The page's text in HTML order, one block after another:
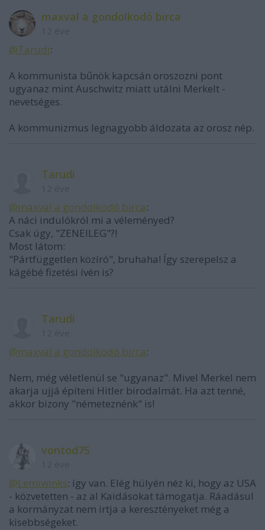
maxval a gondolkodó birca
@Tarudi:
A kommunista bűnök kapcsán oroszozni pont
ugyanaz mint Auschwitz miatt utálni Merkelt -
nevetséges.
A kommunizmus legnagyobb áldozata az orosz nép.
Tarudi
@maxval a gondolkodó birca:
A náci indulókról mi a véleményed?
Csak úgy, "ZENEILEG"?!
Most látom:
"Pártfüggetlen közíró", bruhaha! Így szerepelsz a
kágébé fizetési ívén is?
Tarudi
@maxval a gondolkodó birca:
Nem, még véletlenül se "ugyanaz". Mivel Merkel nem
akarja ujjá építeni Hitler birodalmát. Ha azt tenné,
akkor bizony "németeznénk" is!
vontod75
@Lemiwinks: így van. Elég hülyén néz ki, hogy az USA
- közvetetten - az al Kaidásokat támogatja. Ráadásul
a kormányzat nem irtja a keresztényeket még a
kisebbségeket.